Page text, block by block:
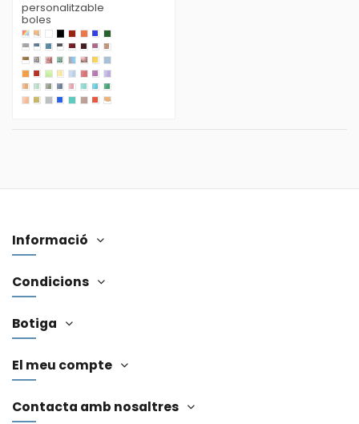
personalitzable
boles
Informació
Condicions
Botiga
El meu compte
Contacta amb nosaltres